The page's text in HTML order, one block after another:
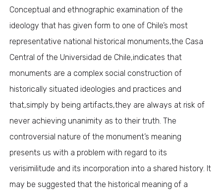
Conceptual and ethnographic examination of the
ideology that has given form to one of Chile’s most
representative national historical monuments,the Casa
Central of the Universidad de Chile,indicates that
monuments are a complex social construction of
historically situated ideologies and practices and
that,simply by being artifacts,they are always at risk of
never achieving unanimity as to their truth. The
controversial nature of the monument’s meaning
presents us with a problem with regard to its
verisimilitude and its incorporation into a shared history. It
may be suggested that the historical meaning of a